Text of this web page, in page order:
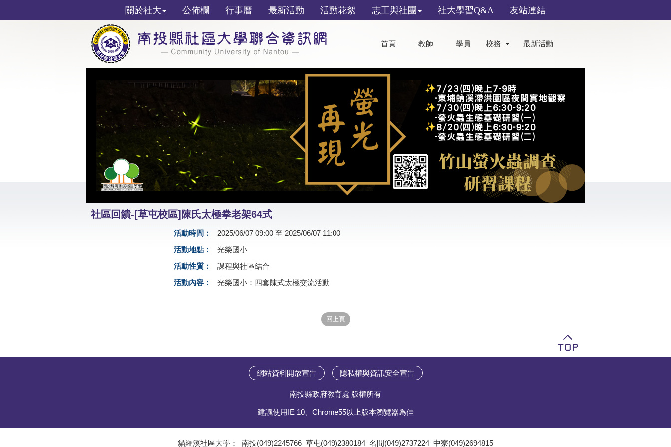
關於社大 公佈欄 行事曆 最新活動 活動花絮 志工與社團 社大學習Q&A 友站連結
首頁 教師 學員 校務 最新活動
社區回饋-[草屯校區]陳氏太極拳老架64式
活動時間：
2025/06/07 09:00 至 2025/06/07 11:00
活動地點：
光榮國小
活動性質：
課程與社區結合
活動內容：
光榮國小：四套陳式太極交流活動
網站資料開放宣告 隱私權與資訊安全宣告
南投縣政府教育處 版權所有
建議使用IE 10、Chrome55以上版本瀏覽器為佳
貓羅溪社區大學： 南投(049)2245766 草屯(049)2380184 名間(049)2737224 中寮(049)2694815